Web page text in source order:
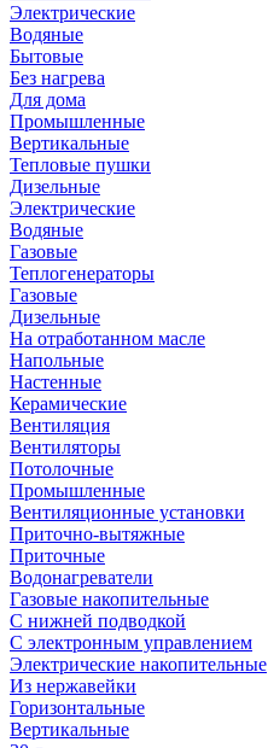
Электрические
Водяные
Бытовые
Без нагрева
Для дома
Промышленные
Вертикальные
Тепловые пушки
Дизельные
Электрические
Водяные
Газовые
Теплогенераторы
Газовые
Дизельные
На отработанном масле
Напольные
Настенные
Керамические
Вентиляция
Вентиляторы
Потолочные
Промышленные
Вентиляционные установки
Приточно-вытяжные
Приточные
Водонагреватели
Газовые накопительные
С нижней подводкой
С электронным управлением
Электрические накопительные
Из нержавейки
Горизонтальные
Вертикальные